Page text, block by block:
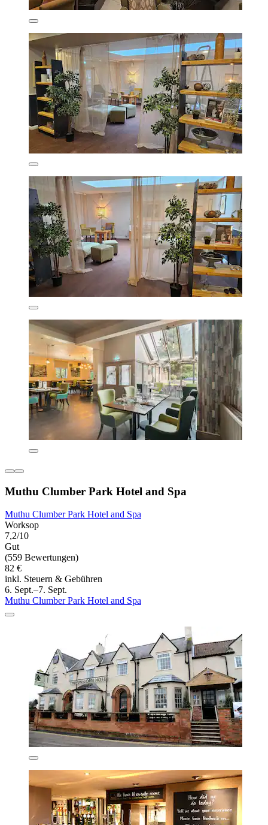
Muthu Clumber Park Hotel and Spa
Muthu Clumber Park Hotel and Spa
Worksop
7,2/10
Gut
(559 Bewertungen)
82 €
inkl. Steuern & Gebühren
6. Sept.–7. Sept.
Muthu Clumber Park Hotel and Spa